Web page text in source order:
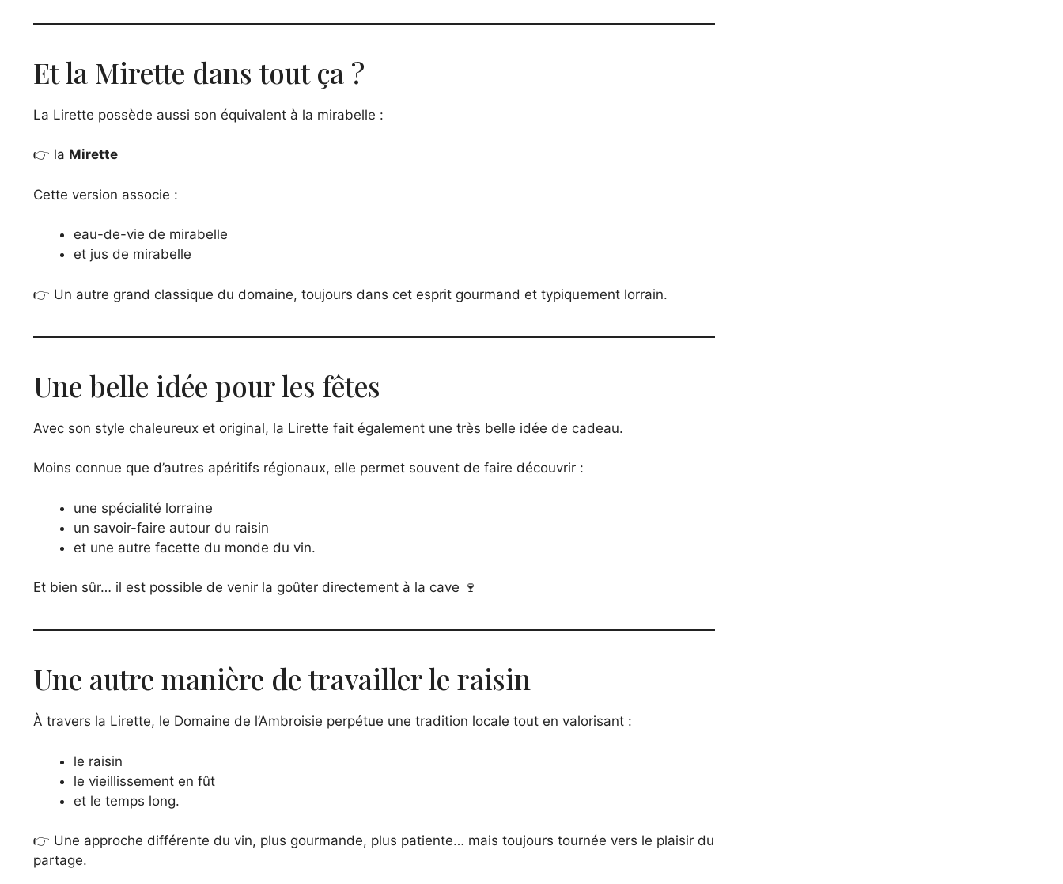
Et la Mirette dans tout ça ?
La Lirette possède aussi son équivalent à la mirabelle :
👉 la Mirette
Cette version associe :
eau-de-vie de mirabelle
et jus de mirabelle
👉 Un autre grand classique du domaine, toujours dans cet esprit gourmand et typiquement lorrain.
Une belle idée pour les fêtes
Avec son style chaleureux et original, la Lirette fait également une très belle idée de cadeau.
Moins connue que d’autres apéritifs régionaux, elle permet souvent de faire découvrir :
une spécialité lorraine
un savoir-faire autour du raisin
et une autre facette du monde du vin.
Et bien sûr… il est possible de venir la goûter directement à la cave 🍷
Une autre manière de travailler le raisin
À travers la Lirette, le Domaine de l’Ambroisie perpétue une tradition locale tout en valorisant :
le raisin
le vieillissement en fût
et le temps long.
👉 Une approche différente du vin, plus gourmande, plus patiente… mais toujours tournée vers le plaisir du
partage.